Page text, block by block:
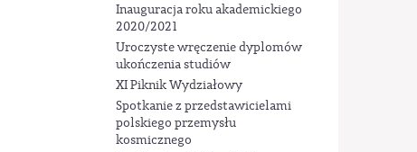
Inauguracja roku akademickiego
2020/2021
Uroczyste wręczenie dyplomów
ukończenia studiów
XI Piknik Wydziałowy
Spotkanie z przedstawicielami
polskiego przemysłu
kosmicznego